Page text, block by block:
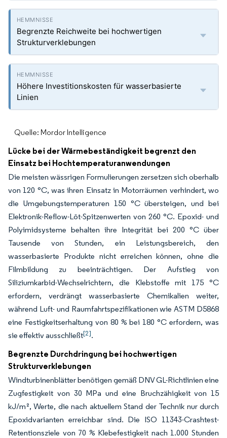
Begrenzte Reichweite bei hochwertigen
Strukturverklebungen
Höhere Investitionskosten für wasserbasierte
Linien
Quelle: Mordor Intelligence
Lücke bei der Wärmebeständigkeit begrenzt den
Einsatz bei Hochtemperaturanwendungen
Die meisten wässrigen Formulierungen zersetzen sich oberhalb
von 120 °C, was ihren Einsatz in Motorräumen verhindert, wo
die Umgebungstemperaturen 150 °C übersteigen, und bei
Elektronik-Reflow-Löt-Spitzenwerten von 260 °C. Epoxid- und
Polyimidsysteme behalten ihre Integrität bei 200 °C über
Tausende von Stunden, ein Leistungsbereich, den
wasserbasierte Produkte nicht erreichen können, ohne die
Filmbildung zu beeinträchtigen. Der Aufstieg von
Siliziumkarbid-Wechselrichtern, die Klebstoffe mit 175 °C
erfordern, verdrängt wasserbasierte Chemikalien weiter,
während Luft- und Raumfahrtspezifikationen wie ASTM D5868
eine Festigkeitserhaltung von 80 % bei 180 °C erfordern, was
sie effektiv ausschließt[2].
Begrenzte Durchdringung bei hochwertigen
Strukturverklebungen
Windturbinenblätter benötigen gemäß DNV GL-Richtlinien eine
Zugfestigkeit von 30 MPa und eine Bruchzähigkeit von 15
kJ/m², Werte, die nach aktuellem Stand der Technik nur durch
Epoxidvarianten erreichbar sind. Die ISO 11343-Crashtest-
Retentionsziele von 70 % Klebefestigkeit nach 1.000 Stunden